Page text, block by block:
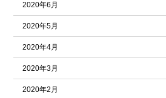
2020年6月
2020年5月
2020年4月
2020年3月
2020年2月